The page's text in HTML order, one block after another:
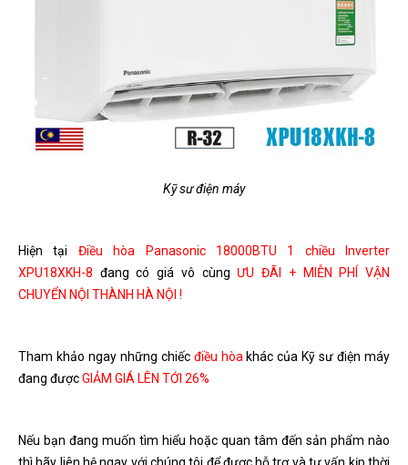
Kỹ sư điện máy
Hiện tại Điều hòa Panasonic 18000BTU 1 chiều Inverter
XPU18XKH-8 đang có giá vô cùng ƯU ĐÃI + MIỄN PHÍ VẬN
CHUYỂN NỘI THÀNH HÀ NỘI !
Tham khảo ngay những chiếc điều hòa khác của Kỹ sư điện máy
đang đượcGIẢM GIÁ LÊN TỚI 26%
Nếu bạn đang muốn tìm hiểu hoặc quan tâm đến sản phẩm nào